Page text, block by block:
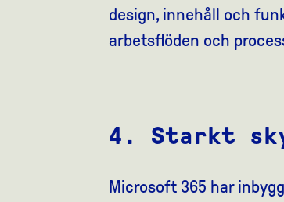
design, innehåll och
arbetsflöden och
4. Starkt
Microsoft 365 har